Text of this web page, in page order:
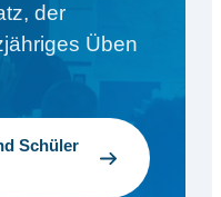
der
Üben
Schüler